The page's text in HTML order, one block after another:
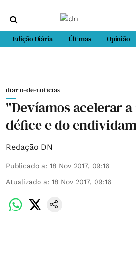
Edição Diária Últimas Opinião
diario-de-noticias
"Devíamos acelerar
défice e do
Redação DN
Publicado a: 18 Nov 2017, 09:16
Atualizado a: 18 Nov 2017, 09:16